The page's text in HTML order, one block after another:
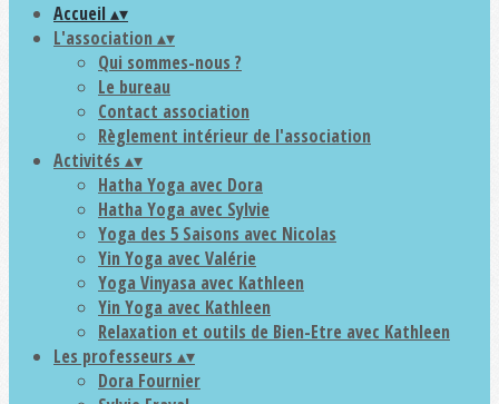
Accueil ▴▾
L'association ▴▾
Qui sommes-nous ?
Le bureau
Contact association
Règlement intérieur de l'association
Activités ▴▾
Hatha Yoga avec Dora
Hatha Yoga avec Sylvie
Yoga des 5 Saisons avec Nicolas
Yin Yoga avec Valérie
Yoga Vinyasa avec Kathleen
Yin Yoga avec Kathleen
Relaxation et outils de Bien-Etre avec Kathleen
Les professeurs ▴▾
Dora Fournier